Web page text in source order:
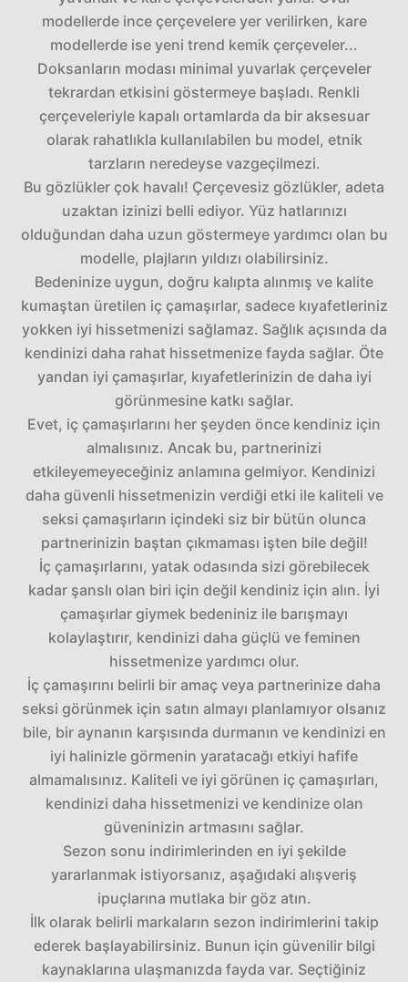
modellerde ince çerçevelere yer verilirken, kare
modellerde ise yeni trend kemik çerçeveler...
Doksanların modası minimal yuvarlak çerçeveler
tekrardan etkisini göstermeye başladı. Renkli
çerçeveleriyle kapalı ortamlarda da bir aksesuar
olarak rahatlıkla kullanılabilen bu model, etnik
tarzların neredeyse vazgeçilmezi.
Bu gözlükler çok havalı! Çerçevesiz gözlükler, adeta
uzaktan izinizi belli ediyor. Yüz hatlarınızı
olduğundan daha uzun göstermeye yardımcı olan bu
modelle, plajların yıldızı olabilirsiniz.
Bedeninize uygun, doğru kalıpta alınmış ve kalite
kumaştan üretilen iç çamaşırlar, sadece kıyafetleriniz
yokken iyi hissetmenizi sağlamaz. Sağlık açısında da
kendinizi daha rahat hissetmenize fayda sağlar. Öte
yandan iyi çamaşırlar, kıyafetlerinizin de daha iyi
görünmesine katkı sağlar.
Evet, iç çamaşırlarını her şeyden önce kendiniz için
almalısınız. Ancak bu, partnerinizi
etkileyemeyeceğiniz anlamına gelmiyor. Kendinizi
daha güvenli hissetmenizin verdiği etki ile kaliteli ve
seksi çamaşırların içindeki siz bir bütün olunca
partnerinizin baştan çıkmaması işten bile değil!
İç çamaşırlarını, yatak odasında sizi görebilecek
kadar şanslı olan biri için değil kendiniz için alın. İyi
çamaşırlar giymek bedeniniz ile barışmayı
kolaylaştırır, kendinizi daha güçlü ve feminen
hissetmenize yardımcı olur.
İç çamaşırını belirli bir amaç veya partnerinize daha
seksi görünmek için satın almayı planlamıyor olsanız
bile, bir aynanın karşısında durmanın ve kendinizi en
iyi halinizle görmenin yaratacağı etkiyi hafife
almamalısınız. Kaliteli ve iyi görünen iç çamaşırları,
kendinizi daha hissetmenizi ve kendinize olan
güveninizin artmasını sağlar.
Sezon sonu indirimlerinden en iyi şekilde
yararlanmak istiyorsanız, aşağıdaki alışveriş
ipuçlarına mutlaka bir göz atın.
İlk olarak belirli markaların sezon indirimlerini takip
ederek başlayabilirsiniz. Bunun için güvenilir bilgi
kaynaklarına ulaşmanızda fayda var. Seçtiğiniz